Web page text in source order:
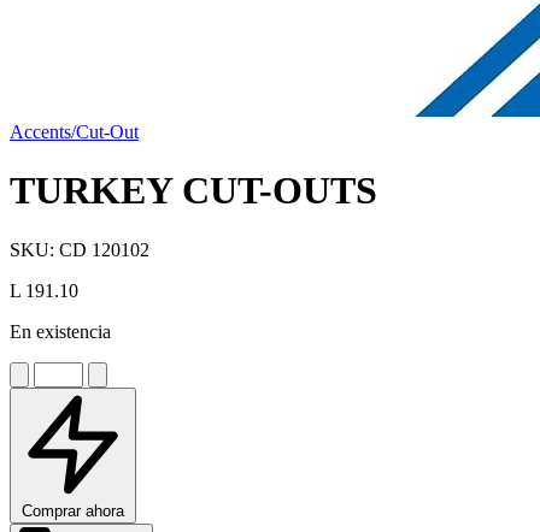
Accents/Cut-Out
TURKEY CUT-OUTS
SKU: CD 120102
L 191.10
En existencia
Comprar ahora